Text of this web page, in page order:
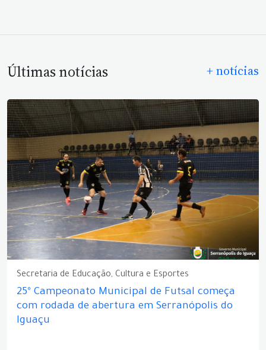
Últimas notícias + notícias
Secretaria de Educação, Cultura e Esportes
25º Campeonato Municipal de Futsal começa
com rodada de abertura em Serranópolis do
Iguaçu